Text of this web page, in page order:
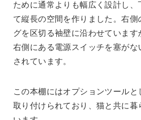
ために通常よりも幅広く設計し
て縦長の空間を作りました。右
グを区切る袖壁に沿わせていま
右側にある電源スイッチを塞が
されています。
この本棚にはオプションツールと
取り付けられており、猫と共に